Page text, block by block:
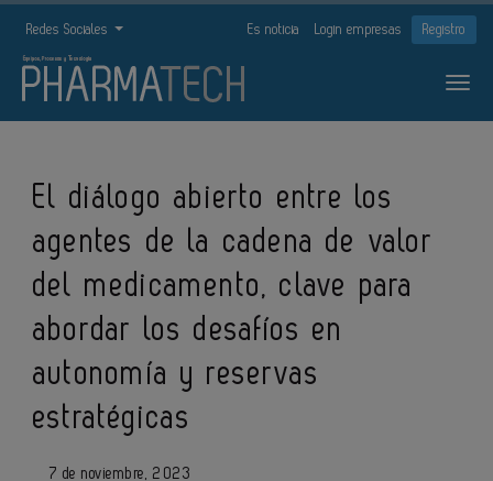
Redes Sociales Es noticia Login empresas Registro
El diálogo abierto entre los
agentes de la cadena de valor
del medicamento, clave para
abordar los desafíos en
autonomía y reservas
estratégicas
7 de noviembre, 2023